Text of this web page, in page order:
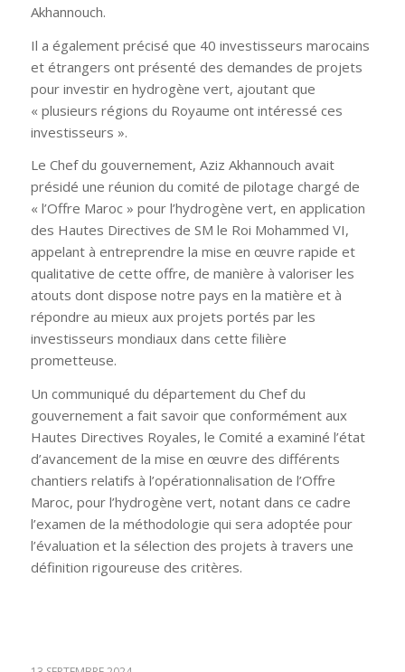
Akhannouch.
Il a également précisé que 40 investisseurs marocains
et étrangers ont présenté des demandes de projets
pour investir en hydrogène vert, ajoutant que
« plusieurs régions du Royaume ont intéressé ces
investisseurs ».
Le Chef du gouvernement, Aziz Akhannouch avait
présidé une réunion du comité de pilotage chargé de
« l’Offre Maroc » pour l’hydrogène vert, en application
des Hautes Directives de SM le Roi Mohammed VI,
appelant à entreprendre la mise en œuvre rapide et
qualitative de cette offre, de manière à valoriser les
atouts dont dispose notre pays en la matière et à
répondre au mieux aux projets portés par les
investisseurs mondiaux dans cette filière
prometteuse.
Un communiqué du département du Chef du
gouvernement a fait savoir que conformément aux
Hautes Directives Royales, le Comité a examiné l’état
d’avancement de la mise en œuvre des différents
chantiers relatifs à l’opérationnalisation de l’Offre
Maroc, pour l’hydrogène vert, notant dans ce cadre
l’examen de la méthodologie qui sera adoptée pour
l’évaluation et la sélection des projets à travers une
définition rigoureuse des critères.